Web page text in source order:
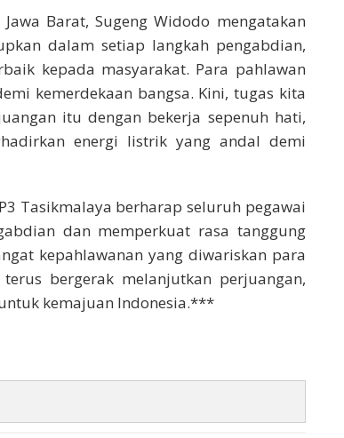
Barat, Sugeng Widodo mengatakan
dalam setiap langkah pengabdian,
kepada masyarakat. Para pahlawan
kemerdekaan bangsa. Kini, tugas kita
itu dengan bekerja sepenuh hati,
energi listrik yang andal demi
Tasikmalaya berharap seluruh pegawai
dan memperkuat rasa tanggung
kepahlawanan yang diwariskan para
bergerak melanjutkan perjuangan,
kemajuan Indonesia.***